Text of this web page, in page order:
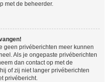
met de beheerder.
geen privéberichten meer kunnen
Als je ongepaste privéberichten
dan contact op met de
of zij niet langer privéberichten
privébericht.